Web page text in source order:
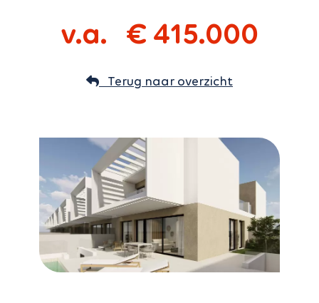
v.a. € 415.000
Terug naar overzicht